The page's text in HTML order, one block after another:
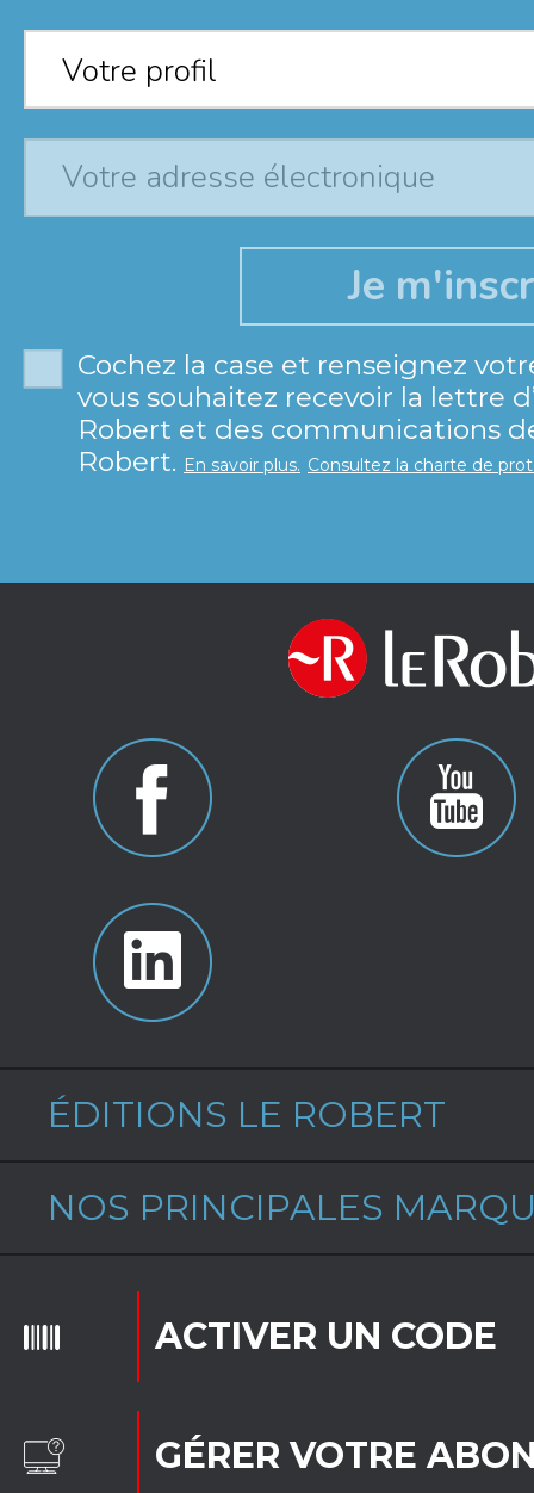
Votre profil*
Votre profil
Cochez la case et renseignez
vous souhaitez recevoir la lettre
Robert et des communications
Robert. En savoir plus. Consultez la charte de
ÉDITIONS LE ROBERT
NOS PRINCIPALES
ACTIVER UN CODE
GÉRER VOTRE